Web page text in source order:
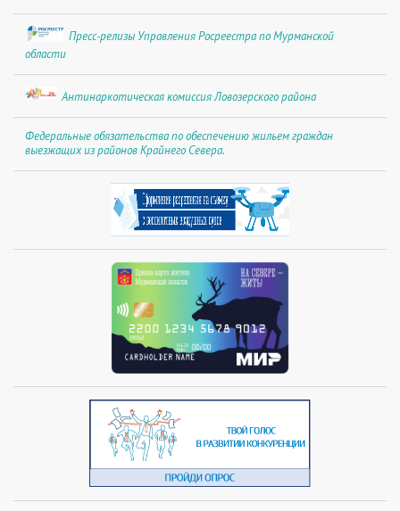
Пресс-релизы Управления Росреестра по Мурманской
области
Антинаркотическая комиссия Ловозерского района
Федеральные обязательства по обеспечению жильем граждан
выезжащих из районов Крайнего Севера.